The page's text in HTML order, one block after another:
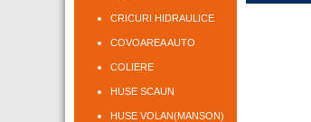
CRICURI HIDRAULICE
COVOAREA AUTO
COLIERE
HUSE SCAUN
HUSE VOLAN(MANSON)